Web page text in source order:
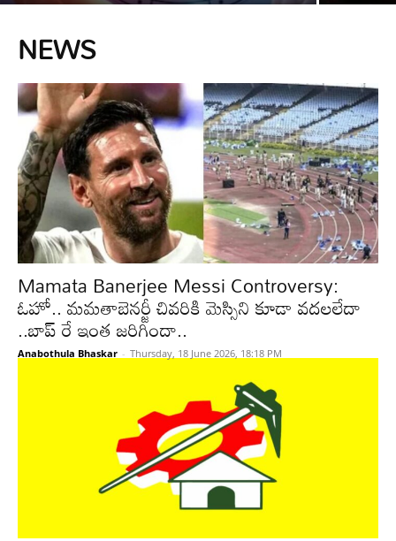
NEWS
Mamata Banerjee Messi Controversy:
ఓహో.. మమతాబెనర్జీ చివరికి మెస్సిని కూడా వదలలేదా
..బాప్ రే ఇంత జరిగిందా..
Anabothula Bhaskar - Thursday, 18 June 2026, 18:18 PM